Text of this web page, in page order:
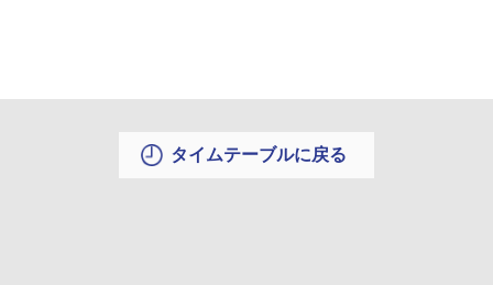
タイムテーブルに戻る